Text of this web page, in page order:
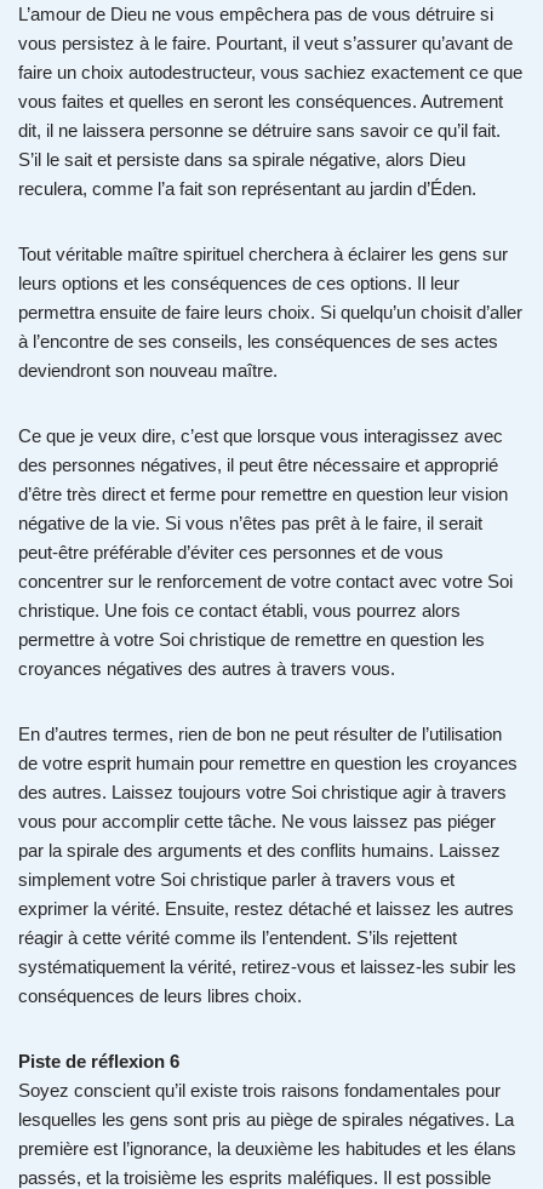
L’amour de Dieu ne vous empêchera pas de vous détruire si
vous persistez à le faire. Pourtant, il veut s’assurer qu’avant de
faire un choix autodestructeur, vous sachiez exactement ce que
vous faites et quelles en seront les conséquences. Autrement
dit, il ne laissera personne se détruire sans savoir ce qu’il fait.
S’il le sait et persiste dans sa spirale négative, alors Dieu
reculera, comme l’a fait son représentant au jardin d’Éden.
Tout véritable maître spirituel cherchera à éclairer les gens sur
leurs options et les conséquences de ces options. Il leur
permettra ensuite de faire leurs choix. Si quelqu’un choisit d’aller
à l’encontre de ses conseils, les conséquences de ses actes
deviendront son nouveau maître.
Ce que je veux dire, c’est que lorsque vous interagissez avec
des personnes négatives, il peut être nécessaire et approprié
d’être très direct et ferme pour remettre en question leur vision
négative de la vie. Si vous n’êtes pas prêt à le faire, il serait
peut-être préférable d’éviter ces personnes et de vous
concentrer sur le renforcement de votre contact avec votre Soi
christique. Une fois ce contact établi, vous pourrez alors
permettre à votre Soi christique de remettre en question les
croyances négatives des autres à travers vous.
En d’autres termes, rien de bon ne peut résulter de l’utilisation
de votre esprit humain pour remettre en question les croyances
des autres. Laissez toujours votre Soi christique agir à travers
vous pour accomplir cette tâche. Ne vous laissez pas piéger
par la spirale des arguments et des conflits humains. Laissez
simplement votre Soi christique parler à travers vous et
exprimer la vérité. Ensuite, restez détaché et laissez les autres
réagir à cette vérité comme ils l’entendent. S’ils rejettent
systématiquement la vérité, retirez-vous et laissez-les subir les
conséquences de leurs libres choix.
Piste de réflexion 6
Soyez conscient qu’il existe trois raisons fondamentales pour
lesquelles les gens sont pris au piège de spirales négatives. La
première est l’ignorance, la deuxième les habitudes et les élans
passés, et la troisième les esprits maléfiques. Il est possible